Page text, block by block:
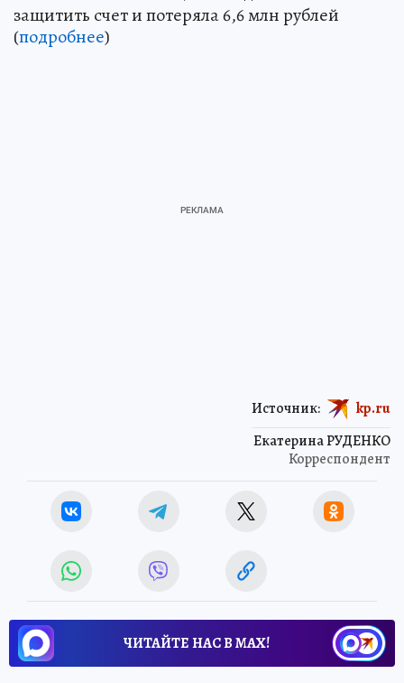
защитить счет и потеряла 6,6 млн рублей
(подробнее)
Екатерина РУДЕНКО
Корреспондент
Источник: kp.ru
ЧИТАЙТЕ НАС В МАХ!